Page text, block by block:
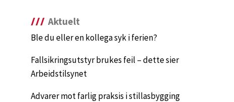
Aktuelt
Ble du eller en kollega syk i ferien?
Fallsikringsutstyr brukes feil – dette sier
Arbeidstilsynet
Advarer mot farlig praksis i stillasbygging